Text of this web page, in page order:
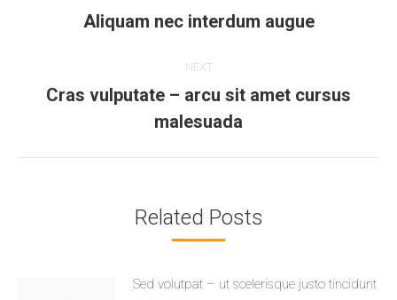
navigation
Previous
Aliquam nec interdum augue
NEXT
post:
Cras vulputate – arcu sit amet cursus
malesuada
Related Posts
Sed volutpat – ut scelerisque justo tincidunt